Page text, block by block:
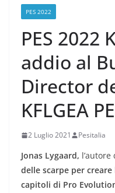
PES 2022
PES 2022
addio al
Director
KFLGEA
2 Luglio 2021 Pesitalia
Jonas Lygaard, l’autore
delle scarpe per
capitoli di Pro